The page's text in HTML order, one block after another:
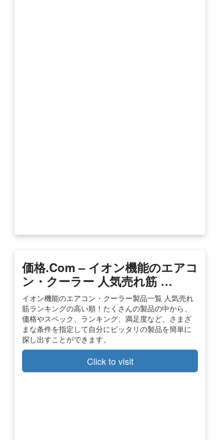
価格.com – イオン機能のエアコ
ン・クーラー 人気売れ筋 …
イオン機能のエアコン・クーラー製品一覧 人気売れ
筋ランキングの高い順！たくさんの製品の中から、
価格やスペック、ランキング、満足度など、さまざ
まな条件を指定して自分にピッタリの製品を簡単に
探し出すことができます。
Click to visit